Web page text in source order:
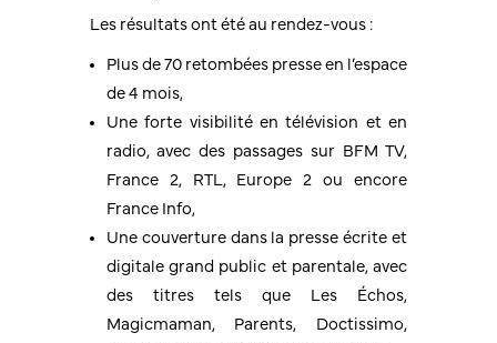
Les résultats ont été au rendez-vous :
Plus de 70 retombées presse en l’espace
de 4 mois,
Une forte visibilité en télévision et en
radio, avec des passages sur BFM TV,
France 2, RTL, Europe 2 ou encore
France Info,
Une couverture dans la presse écrite et
digitale grand public et parentale, avec
des titres tels que Les Échos,
Magicmaman, Parents, Doctissimo,